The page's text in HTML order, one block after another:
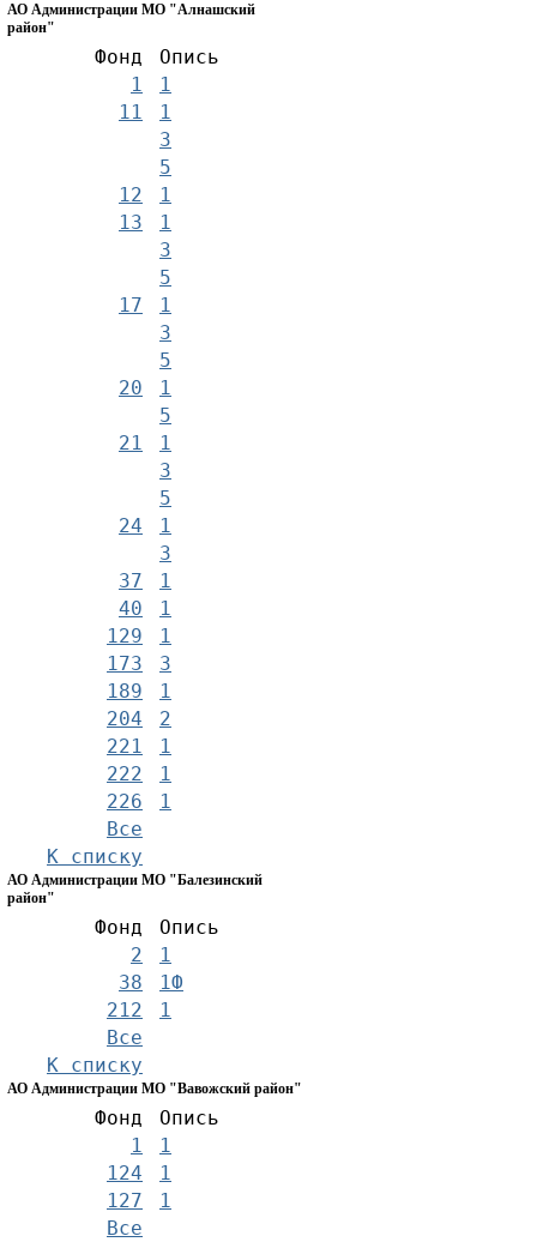
АО Администрации МО "Алнашский
район"
Фонд
Опись
1
1
11
1
3
5
12
1
13
1
3
5
17
1
3
5
20
1
5
21
1
3
5
24
1
3
37
1
40
129
1
173
1
189
3
204
1
2
221
1
222
1
226
1
Все
К списку
АО Администрации МО "Балезинский
район"
Фонд
Опись
2
1
38
1Ф
212
1
Все
К списку
АО Администрации МО "Вавожский район"
Фонд
Опись
1
1
124
1
127
1
Все